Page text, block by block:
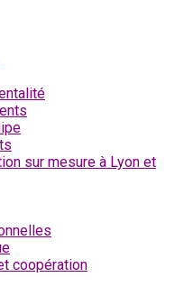
sur mesure à Lyon et
coopération